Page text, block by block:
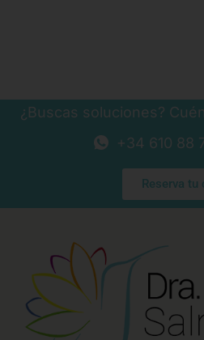
¿Buscas soluciones?
+34 610 88
Reserva tu